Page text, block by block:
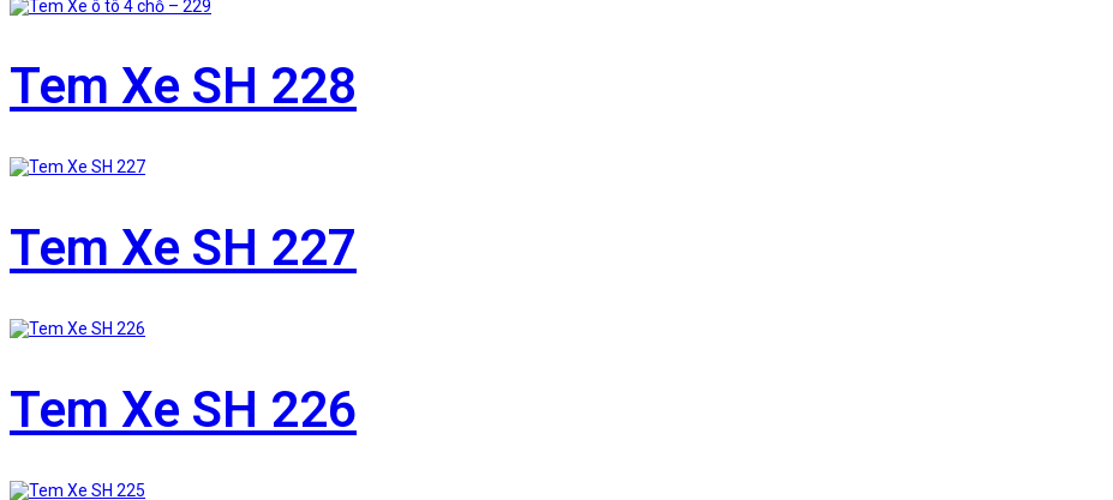
Tem Xe SH 228
Tem Xe SH 227
Tem Xe SH 226